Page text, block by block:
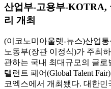
산업부-고용부-KOTRA,
리 개최
(이코노미아울렛-뉴스)산업
노동부(장관 이정식)가 주최
관하는 국내 최대규모의 글로
탤런트 페어(Global Talent
코엑스에서 개최됐다. 대한